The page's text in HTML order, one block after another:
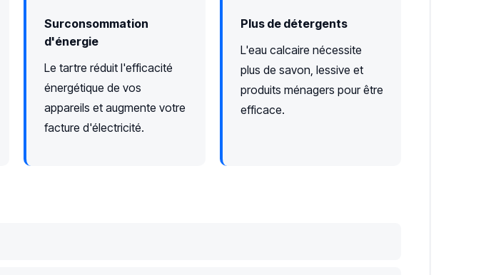
Surconsommation
d'énergie
Le tartre réduit l'efficacité
énergétique de vos
appareils et augmente votre
facture d'électricité.
Plus de détergents
L'eau calcaire nécessite
plus de savon, lessive et
produits ménagers pour être
efficace.